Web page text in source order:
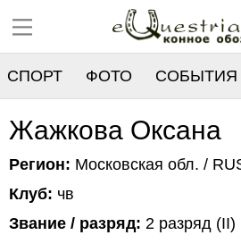
СПОРТ ФОТО СОБЫТИЯ
РЕЕСТР
Жажкова Оксана
Регион: Московская обл. /
Клуб: чв
Звание / разряд: 2 разряд (II)